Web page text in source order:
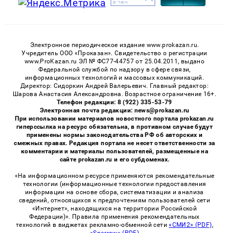
Электронное периодическое издание www.prokazan.ru.
Учредитель ООО «Проказан». Cвидетельство о регистрации
www.ProKazan.ru ЭЛ № ФС77-44757 от 25.04.2011, выдано
Федеральной службой по надзору в сфере связи,
информационных технологий и массовых коммуникаций.
Директор: Сидоркин Андрей Валерьевич. Главный редактор:
Шарова Анастасия Александровна. Возрастное ограничение 16+.
Телефон редакции: 8 (922) 335-53-79
Электронная почта редакции: news@prokazan.ru
При использовании материалов новостного портала prokazan.ru
гиперссылка на ресурс обязательна, в противном случае будут
применены нормы законодательства РФ об авторских и
смежных правах. Редакция портала не несет ответственности за
комментарии и материалы пользователей, размещенные на
сайте prokazan.ru и его субдоменах.
«На информационном ресурсе применяются рекомендательные
технологии (информационные технологии предоставления
информации на основе сбора, систематизации и анализа
сведений, относящихся к предпочтениям пользователей сети
«Интернет», находящихся на территории Российской
Федерации)». Правила применения рекомендательных
технологий в виджетах рекламно-обменной сети«СМИ2» (PDF),